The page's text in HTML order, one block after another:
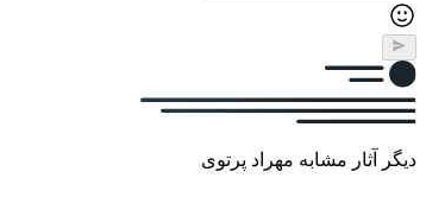
دیگر آثار مشابه مهراد پرتوی